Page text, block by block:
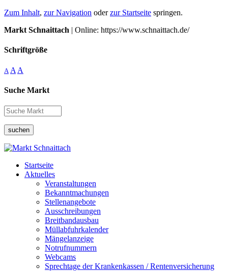
Zum Inhalt, zur Navigation oderzur Startseite springen.
Markt Schnaittach | Online: https://www.schnaittach.de/
Schriftgröße
A A A
Suche Markt
suchen
Startseite
Aktuelles
Veranstaltungen
Bekanntmachungen
Stellenangebote
Ausschreibungen
Breitbandausbau
Müllabfuhrkalender
Mängelanzeige
Notrufnummern
Webcams
Sprechtage der Krankenkassen / Rentenversicherung